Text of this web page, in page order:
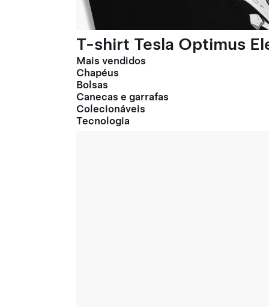
T-shirt Tesla Optimus
Mais vendidos
Chapéus
Bolsas
Canecas e garrafas
Colecionáveis
Tecnologia